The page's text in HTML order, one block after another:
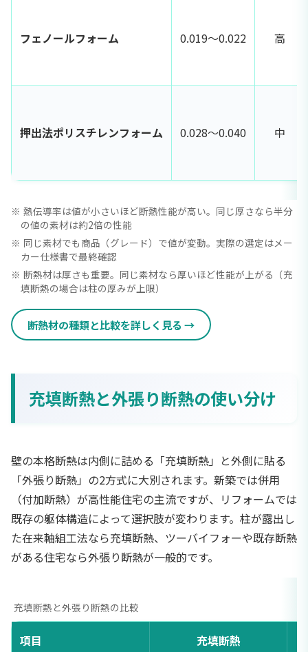
フェノールフォーム 0.019〜0.022 高
押出法ポリスチレンフォーム 0.028〜0.040 中
熱伝導率は値が小さいほど断熱性能が高い。同じ厚さなら半分
の値の素材は約2倍の性能
同じ素材でも商品（グレード）で値が変動。実際の選定はメー
カー仕様書で最終確認
断熱材は厚さも重要。同じ素材なら厚いほど性能が上がる（充
填断熱の場合は柱の厚みが上限）
断熱材の種類と比較を詳しく見る
充填断熱と外張り断熱の使い分け
壁の本格断熱は内側に詰める「充填断熱」と外側に貼る
「外張り断熱」の2方式に大別されます。新築では併用
（付加断熱）が高性能住宅の主流ですが、リフォームでは
既存の躯体構造によって選択肢が変わります。柱が露出し
た在来軸組工法なら充填断熱、ツーバイフォーや既存断熱
がある住宅なら外張り断熱が一般的です。
充填断熱と外張り断熱の比較
項目 充填断熱